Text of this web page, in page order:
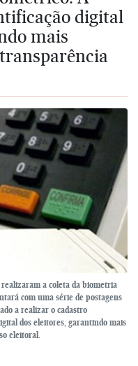
digital
mais
a coleta da biometria
com uma série de postagens
a realizar o cadastro
dos eleitores, garantindo mais
eleitoral.